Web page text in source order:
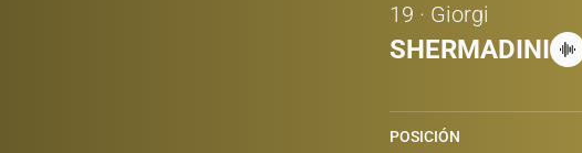
19 · Giorgi
SHERMADINI
POSICIÓN